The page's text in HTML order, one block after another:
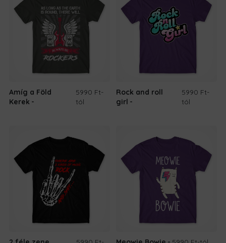
Amíg a Föld
Kerek
5990 Ft-
tól
Rock and roll
girl
5990 Ft-
tól